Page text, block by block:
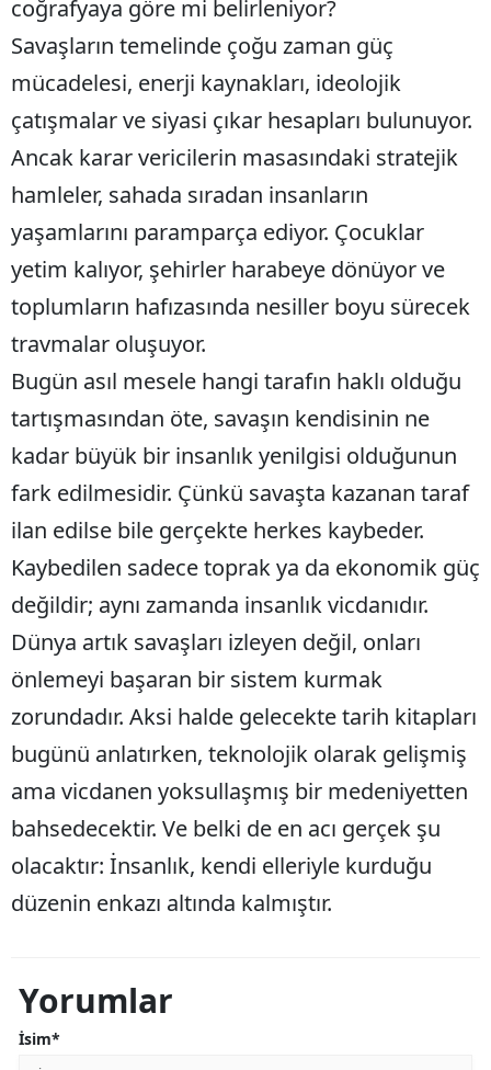
coğrafyaya göre mi belirleniyor?
Savaşların temelinde çoğu zaman güç
mücadelesi, enerji kaynakları, ideolojik
çatışmalar ve siyasi çıkar hesapları bulunuyor.
Ancak karar vericilerin masasındaki stratejik
hamleler, sahada sıradan insanların
yaşamlarını paramparça ediyor. Çocuklar
yetim kalıyor, şehirler harabeye dönüyor ve
toplumların hafızasında nesiller boyu sürecek
travmalar oluşuyor.
Bugün asıl mesele hangi tarafın haklı olduğu
tartışmasından öte, savaşın kendisinin ne
kadar büyük bir insanlık yenilgisi olduğunun
fark edilmesidir. Çünkü savaşta kazanan taraf
ilan edilse bile gerçekte herkes kaybeder.
Kaybedilen sadece toprak ya da ekonomik güç
değildir; aynı zamanda insanlık vicdanıdır.
Dünya artık savaşları izleyen değil, onları
önlemeyi başaran bir sistem kurmak
zorundadır. Aksi halde gelecekte tarih kitapları
bugünü anlatırken, teknolojik olarak gelişmiş
ama vicdanen yoksullaşmış bir medeniyetten
bahsedecektir. Ve belki de en acı gerçek şu
olacaktır: İnsanlık, kendi elleriyle kurduğu
düzenin enkazı altında kalmıştır.
Yorumlar
İsim*